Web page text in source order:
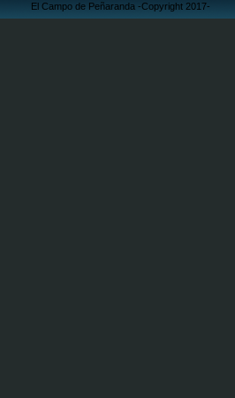
El Campo de Peñaranda -Copyright 2017-